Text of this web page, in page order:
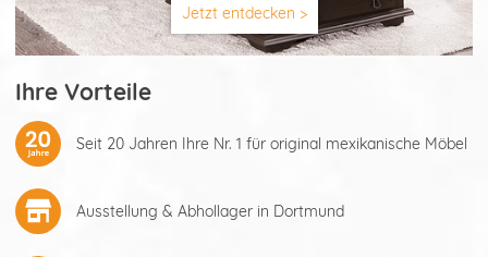
Jetzt entdecken >
Ihre Vorteile
Seit 20 Jahren Ihre Nr. 1 für original mexikanische Möbel
Ausstellung & Abhollager in Dortmund